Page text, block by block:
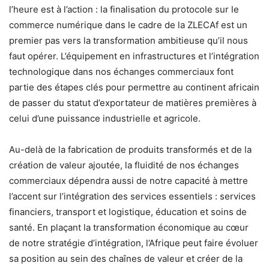
l’heure est à l’action : la finalisation du protocole sur le
commerce numérique dans le cadre de la ZLECAf est un
premier pas vers la transformation ambitieuse qu’il nous
faut opérer. L’équipement en infrastructures et l’intégration
technologique dans nos échanges commerciaux font
partie des étapes clés pour permettre au continent africain
de passer du statut d’exportateur de matières premières à
celui d’une puissance industrielle et agricole.
Au-delà de la fabrication de produits transformés et de la
création de valeur ajoutée, la fluidité de nos échanges
commerciaux dépendra aussi de notre capacité à mettre
l’accent sur l’intégration des services essentiels : services
financiers, transport et logistique, éducation et soins de
santé. En plaçant la transformation économique au cœur
de notre stratégie d’intégration, l’Afrique peut faire évoluer
sa position au sein des chaînes de valeur et créer de la